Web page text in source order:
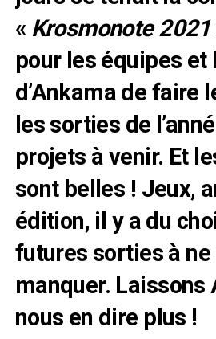
« Krosmonote 2021
pour les équipes et
d’Ankama de faire
les sorties de
projets à venir. Et
sont belles ! Jeux,
édition, il y a du
futures sorties à
manquer. Laissons
nous en dire plus !